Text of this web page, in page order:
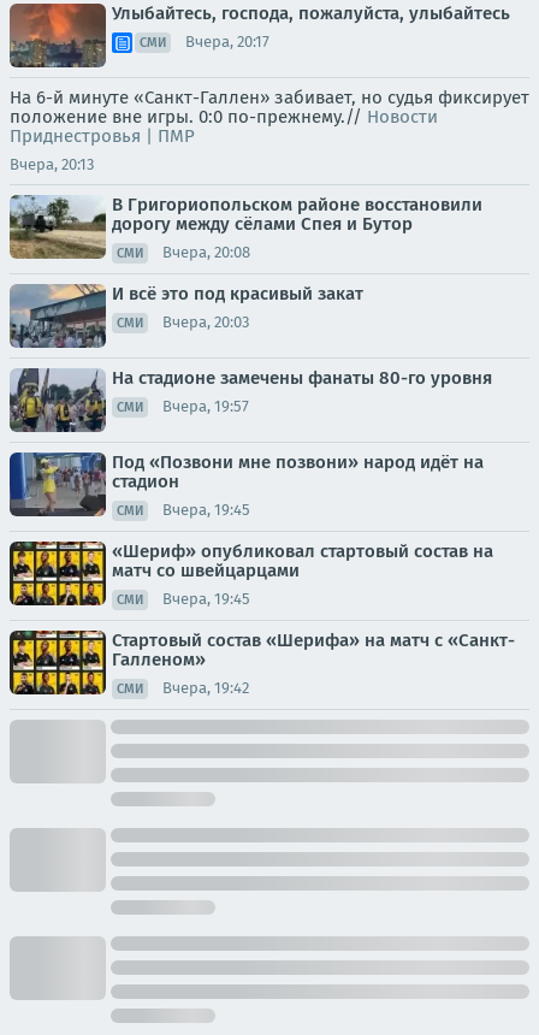
Улыбайтесь, господа, пожалуйста, улыбайтесь
СМИ Вчера, 20:17
На 6-й минуте «Санкт-Галлен» забивает, но судья фиксирует
положение вне игры. 0:0 по-прежнему.// Новости
Приднестровья | ПМР
Вчера, 20:13
В Григориопольском районе восстановили
дорогу между сёлами Спея и Бутор
СМИ Вчера, 20:08
И всё это под красивый закат
СМИ Вчера, 20:03
На стадионе замечены фанаты 80-го уровня
СМИ Вчера, 19:57
Под «Позвони мне позвони» народ идёт на
стадион
СМИ Вчера, 19:45
«Шериф» опубликовал стартовый состав на
матч со швейцарцами
СМИ Вчера, 19:45
Стартовый состав «Шерифа» на матч с «Санкт-
Галленом»
СМИ Вчера, 19:42